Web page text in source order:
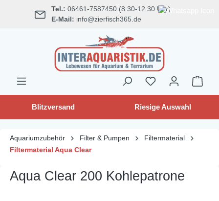
springen Tel.: 06461-7587450 (8:30-12:30 Uhr)
E-Mail: info@zierfisch365.de
Blitzversand Riesige Auswahl
Aquariumzubehör Filter & Pumpen
Filtermaterial
Filtermaterial Aqua Clear
Aqua Clear 200 Kohlepatrone